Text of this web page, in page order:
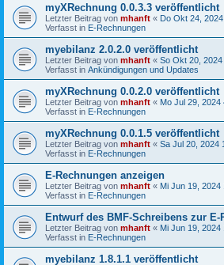
myXRechnung 0.0.3.3 veröffentlicht
Letzter Beitrag von mhanft « Do Okt 24,
Verfasst in E-Rechnungen
myebilanz 2.0.2.0 veröffentlicht
Letzter Beitrag von mhanft « So Okt 20, 2024
Verfasst in Ankündigungen und Updates
myXRechnung 0.0.2.0 veröffentlicht
Letzter Beitrag von mhanft « Mo Jul 29, 2024
Verfasst in E-Rechnungen
myXRechnung 0.0.1.5 veröffentlicht
Letzter Beitrag von mhanft « Sa Jul 20, 2024
Verfasst in E-Rechnungen
E-Rechnungen anzeigen
Letzter Beitrag von mhanft « Mi Jun 19, 2024
Verfasst in E-Rechnungen
Entwurf des BMF-Schreibens zur E-
Letzter Beitrag von mhanft « Mi Jun 19, 2024
Verfasst in E-Rechnungen
myebilanz 1.8.1.1 veröffentlicht